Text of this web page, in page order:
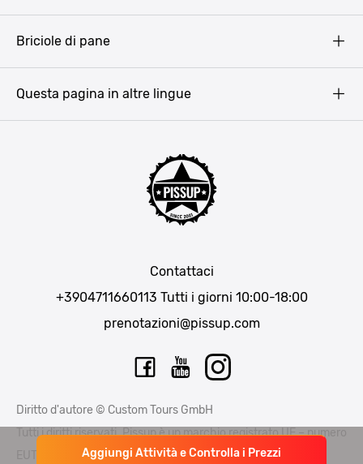
Aggiungi Attività e Controlla i Prezzi
Bucarest
Briciole di pane
Contattaci
+3904711660113 Tutti i giorni 10:00-18:00
prenotazioni@pissup.com
Questa pagina in altre lingue
Diritto d'autore © Custom Tours GmbH
Tutti i diritti riservati. Pissup è un marchio registrato UE – numero
EUTM015397706 e EUTM 015397714